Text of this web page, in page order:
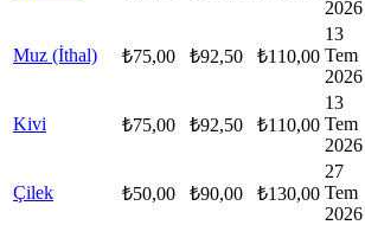
2026
Muz (İthal) ₺75,00 ₺92,50 ₺110,00
13
Tem
2026
Kivi ₺75,00 ₺92,50 ₺110,00
13
Tem
2026
Çilek ₺50,00 ₺90,00 ₺130,00
27
Tem
2026